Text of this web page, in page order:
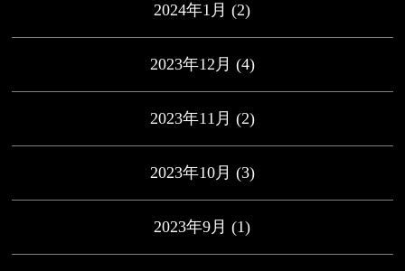
2024年1月 (2)
2023年12月 (4)
2023年11月 (2)
2023年10月 (3)
2023年9月 (1)